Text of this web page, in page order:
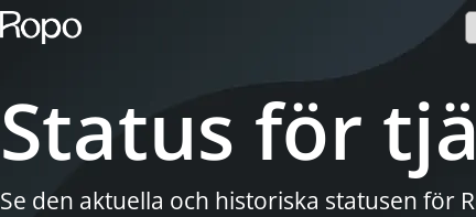
Status för
Se den aktuella och historiska statusen för